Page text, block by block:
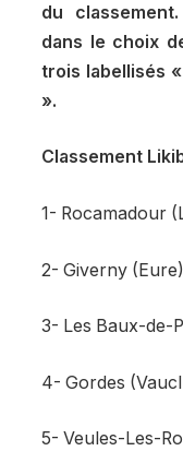
du
dans le choix
trois labellisés
».
Classement
1- Rocamadour
2- Giverny (Eure)
3- Les Baux-de-
4- Gordes
5- Veules-Les-